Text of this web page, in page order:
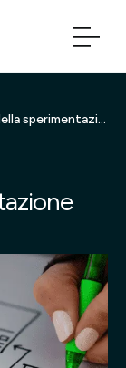
La cultura della sperimentazione